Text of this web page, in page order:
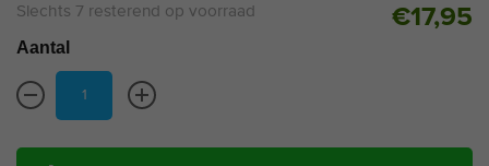
€17,95
Slechts 7 resterend op voorraad
Aantal